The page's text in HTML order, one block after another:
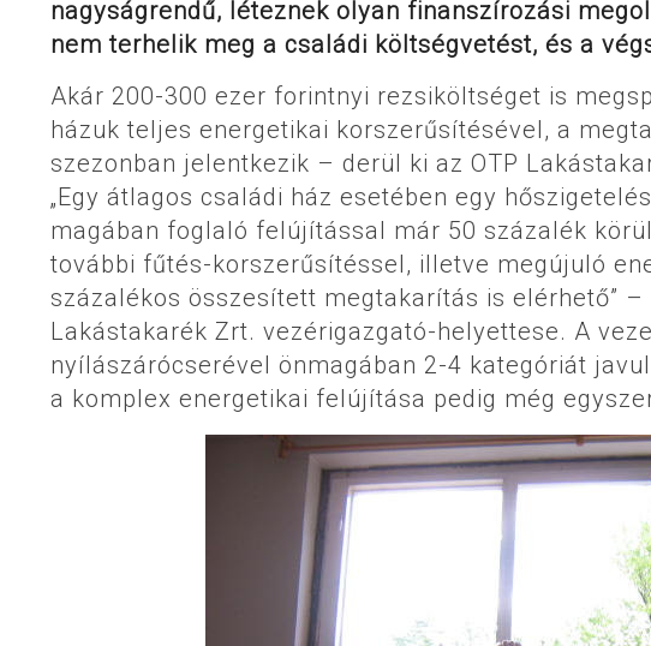
nagyságrendű, léteznek olyan finanszírozási
nem terhelik meg a családi költségvetést, és a
Akár 200-300 ezer forintnyi rezsiköltséget is
házuk teljes energetikai korszerűsítésével, a
szezonban jelentkezik – derül ki az OTP
„Egy átlagos családi ház esetében egy
magában foglaló felújítással már 50 százalék
további fűtés-korszerűsítéssel, illetve megújuló
százalékos összesített megtakarítás is elérhető” –
Lakástakarék Zrt. vezérigazgató-helyettese. A
nyílászárócserével önmagában 2-4 kategóriát
a komplex energetikai felújítása pedig még